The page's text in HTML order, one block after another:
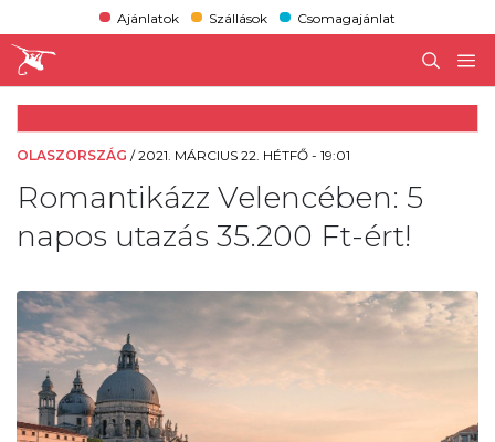
Ajánlatok Szállások Csomagajánlat
OLASZORSZÁG /2021. MÁRCIUS 22. HÉTFŐ - 19:01
Romantikázz Velencében: 5
napos utazás 35.200 Ft-ért!